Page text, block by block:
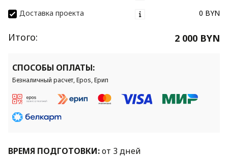
Доставка проекта
0 BYN
Итого: 2 000 BYN
СПОСОБЫ ОПЛАТЫ:
Безналичный расчет, Epos, Ерип
ВРЕМЯ ПОДГОТОВКИ:от 3 дней